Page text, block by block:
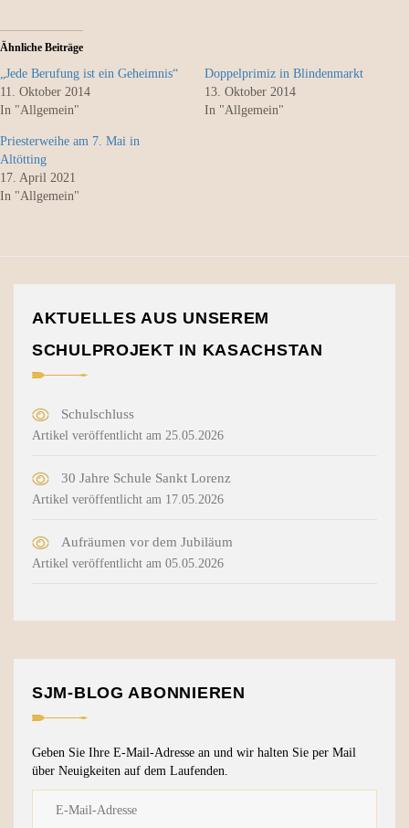
Ähnliche Beiträge
„Jede Berufung ist ein Geheimnis“
11. Oktober 2014
In "Allgemein"
Doppelprimiz in Blindenmarkt
13. Oktober 2014
In "Allgemein"
Priesterweihe am 7. Mai in
Altötting
17. April 2021
In "Allgemein"
AKTUELLES AUS UNSEREM
SCHULPROJEKT IN KASACHSTAN
Schulschluss
Artikel veröffentlicht am 25.05.2026
30 Jahre Schule Sankt Lorenz
Artikel veröffentlicht am 17.05.2026
Aufräumen vor dem Jubiläum
Artikel veröffentlicht am 05.05.2026
SJM-BLOG ABONNIEREN
Geben Sie Ihre E-Mail-Adresse an und wir halten Sie per Mail
über Neuigkeiten auf dem Laufenden.